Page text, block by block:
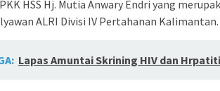
HSS Hj. Mutia Anwary Endri yang
ALRI Divisi IV Pertahanan Kalimantan.
Lapas Amuntai Skrining HIV dan